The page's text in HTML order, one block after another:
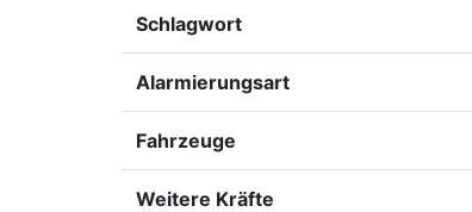
Schlagwort
Alarmierungsart
Fahrzeuge
Weitere Kräfte